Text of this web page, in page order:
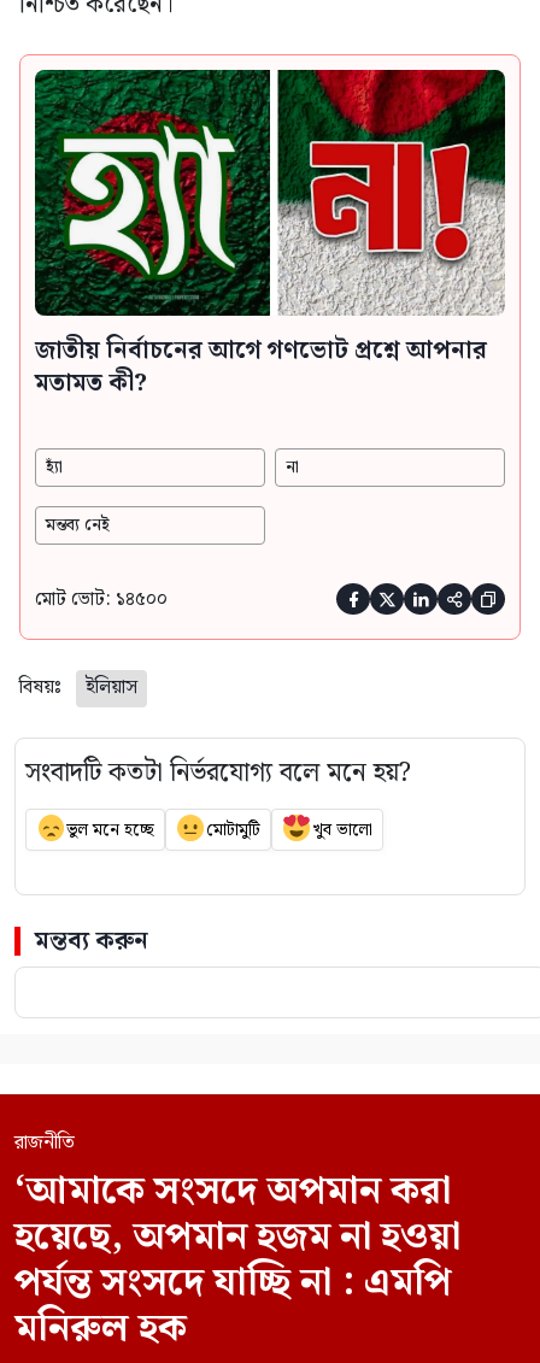
জাতীয় নির্বাচনের আগে গণভোট প্রশ্নে আপনার
মতামত কী?
হ্যাঁ না
মন্তব্য নেই
মোট ভোট: ১৪৫০০     
বিষয়ঃ ইলিয়াস
সংবাদটি কতটা নির্ভরযোগ্য বলে মনে হয়?
ভুল মনে হচ্ছে মোটামুটি খুব ভালো
মন্তব্য করুন
রাজনীতি
‘আমাকে সংসদে অপমান করা
হয়েছে, অপমান হজম না হওয়া
পর্যন্ত সংসদে যাচ্ছি না : এমপি
মনিরুল হক